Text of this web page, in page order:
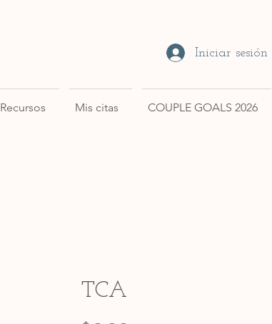
Iniciar sesión
Recursos Mis citas COUPLE GOALS 2026
TCA